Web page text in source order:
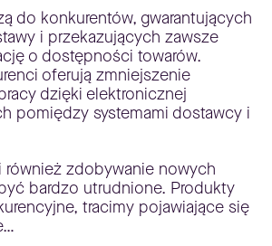
do konkurentów, gwarantujących
i przekazujących zawsze
o dostępności towarów.
oferują zmniejszenie
dzięki elektronicznej
pomiędzy systemami dostawcy i
również zdobywanie nowych
bardzo utrudnione. Produkty
tracimy pojawiające się